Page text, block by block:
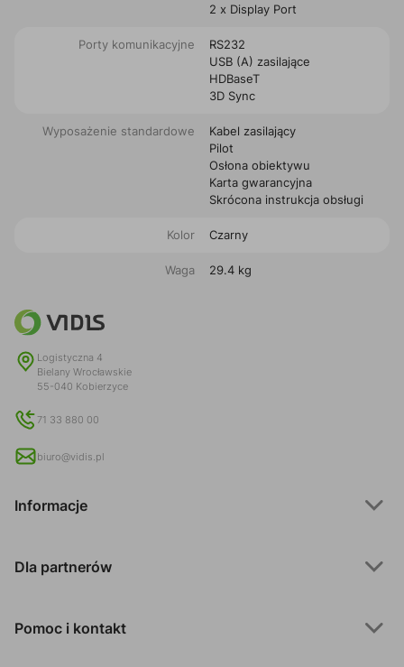
2 x Display Port
Porty komunikacyjne
RS232
USB (A) zasilające
HDBaseT
3D Sync
Wyposażenie standardowe
Kabel zasilający
Pilot
Osłona obiektywu
Karta gwarancyjna
Skrócona instrukcja obsługi
Kolor Czarny
Waga 29.4 kg
Logistyczna 4
Bielany Wrocławskie
55-040 Kobierzyce
71 33 880 00
biuro@vidis.pl
Informacje
Dla partnerów
Pomoc i kontakt